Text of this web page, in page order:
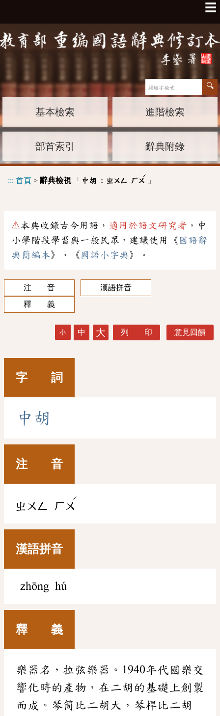
☰
基本檢索 進階檢索
部首索引 辭典附錄
::: 首頁 > 辭典檢視「 中胡 : ㄓㄨㄥ ㄏㄨ
ˊ
」
⚠本典收錄古今用語， 適用於語文研究者 ，中
小學階段學習與一般民眾，建議使用《 國語辭
典簡編本》、《 國語小字典》。
注 音
漢語拼音
釋 義
小 中 大 列 印 意見回饋
字 詞
中 胡
注 音
ㄓㄨㄥ ㄏㄨ
ˊ
漢語拼音
zhōng hú
釋 義
樂器名，拉弦樂器。1940年代國樂交
響化時的產物，在二胡的基礎上創製
而成。琴筒比二胡大，琴桿比二胡